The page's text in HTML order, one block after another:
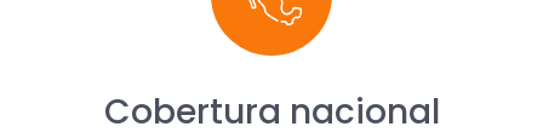
Cobertura nacional